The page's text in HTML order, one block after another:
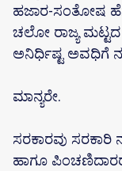
ಹಜಾರ-ಸಂತೋಷ
ಚಲೋ ರಾಜ್ಯ ಮಟ್ಟದ
ಅನಿರ್ಧಿಷ್ಟ ಅವಧಿಗೆ
ಮಾನ್ಯರೇ.
ಸರಕಾರವು ಸರಕಾರಿ
ಹಾಗೂ